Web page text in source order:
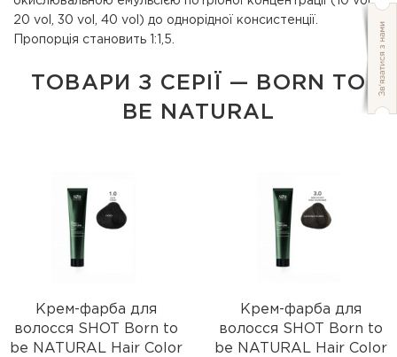
20 vol, 30 vol, 40 vol) до однорідної консистенції.
Пропорція становить 1:1,5.
ТОВАРИ З СЕРІЇ — BORN TO
BE NATURAL
Крем-фарба для
волосся SHOT Born to
be NATURAL Hair Color
Крем-фарба для
волосся SHOT Born to
be NATURAL Hair Color